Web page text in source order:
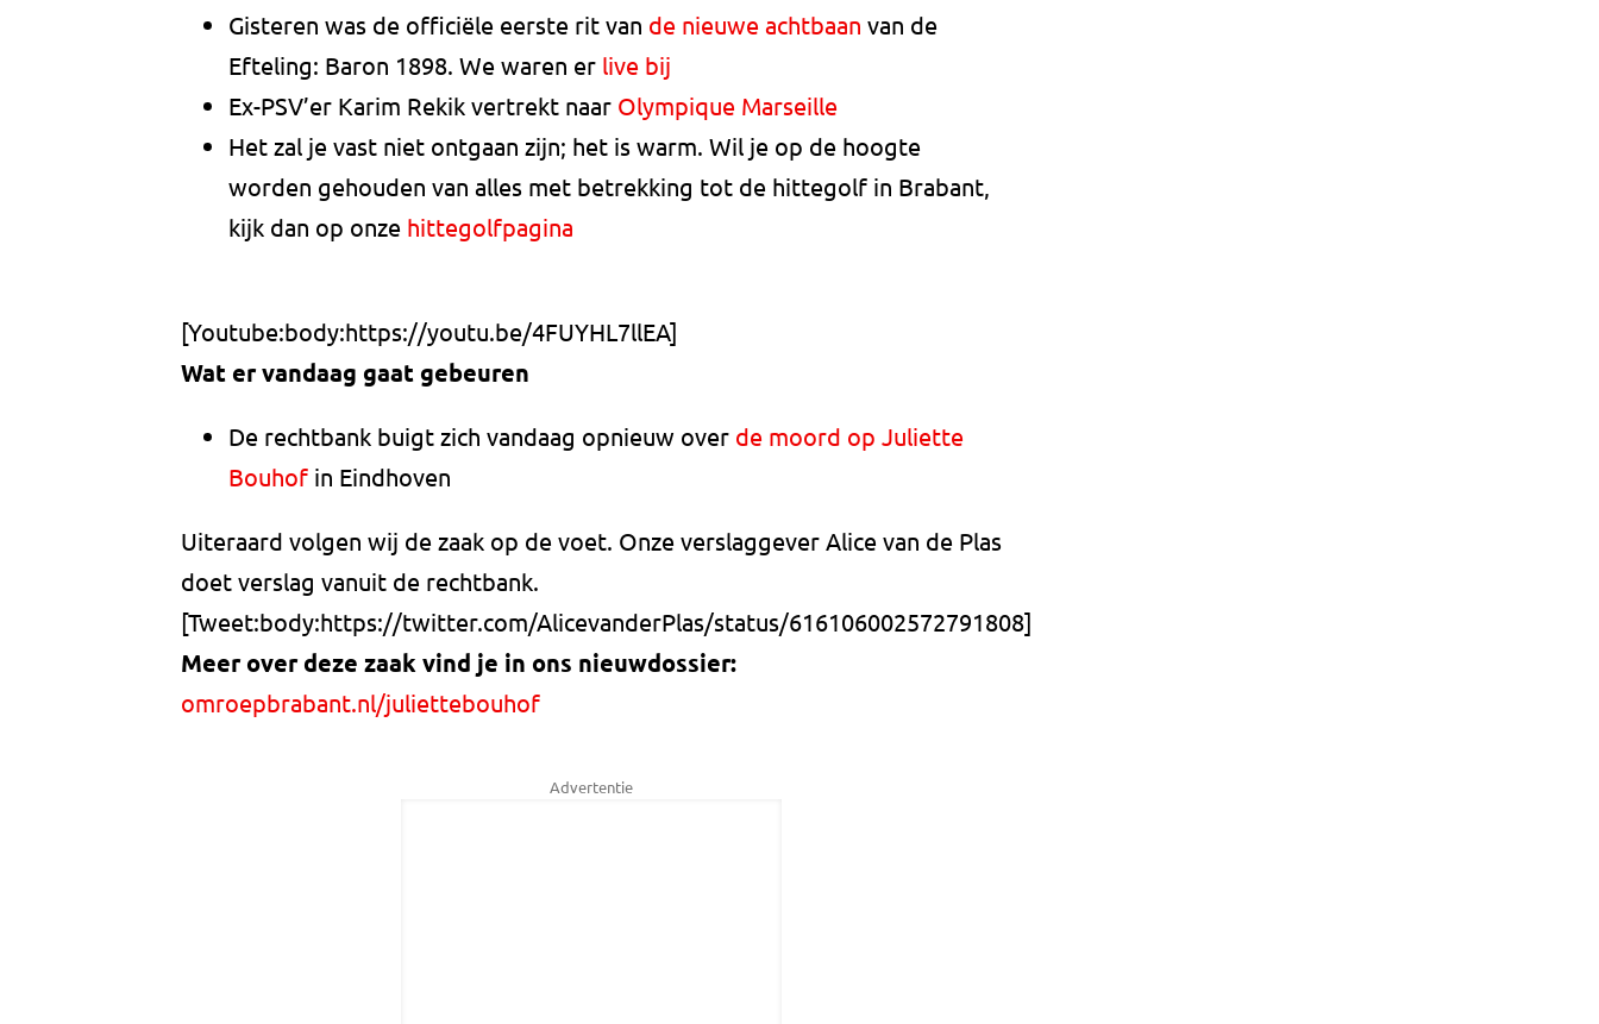
Gisteren was de officiële eerste rit van de nieuwe achtbaan van de
Efteling: Baron 1898. We waren er live bij
Ex-PSV’er Karim Rekik vertrekt naar Olympique Marseille
Het zal je vast niet ontgaan zijn; het is warm. Wil je op de hoogte
worden gehouden van alles met betrekking tot de hittegolf in Brabant,
kijk dan op onze hittegolfpagina
[Youtube:body:https://youtu.be/4FUYHL7llEA]
Wat er vandaag gaat gebeuren
De rechtbank buigt zich vandaag opnieuw over de moord op Juliette
Bouhof in Eindhoven
Uiteraard volgen wij de zaak op de voet. Onze verslaggever Alice van de Plas
doet verslag vanuit de rechtbank.
[Tweet:body:https://twitter.com/AlicevanderPlas/status/616106002572791808]
Meer over deze zaak vind je in ons nieuwdossier:
omroepbrabant.nl/juliettebouhof
Advertentie